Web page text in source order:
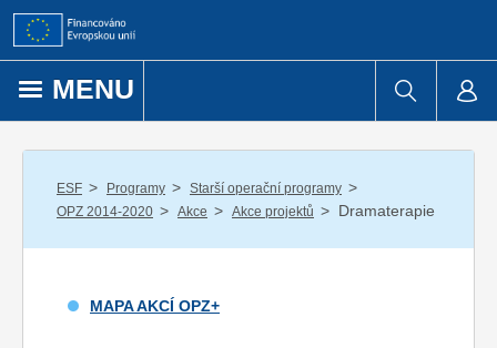
Přejít k obsahu
MENU
ESF / Programy / Starší operační programy /
OPZ 2014-2020 / Akce / Akce projektů / Dramaterapie
MAPA AKCÍ OPZ+